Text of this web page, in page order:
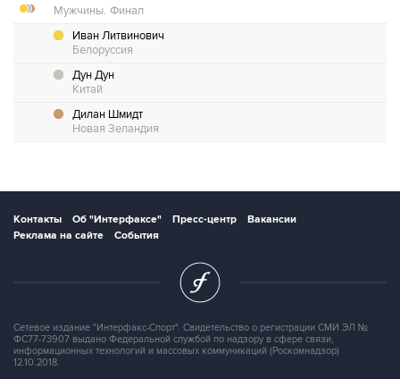
Мужчины. Финал
Иван Литвинович
Белоруссия
Дун Дун
Китай
Дилан Шмидт
Новая Зеландия
Контакты Об "Интерфаксе" Пресс-центр
Вакансии
Реклама на сайте
События
Сетевое издание "Интерфакс-Спорт". Свидетельство о регистрации СМИ ЭЛ №
ФС77-73907 выдано Федеральной службой по надзору в сфере связи,
информационных технологий и массовых коммуникаций (Роскомнадзор)
12.10.2018.